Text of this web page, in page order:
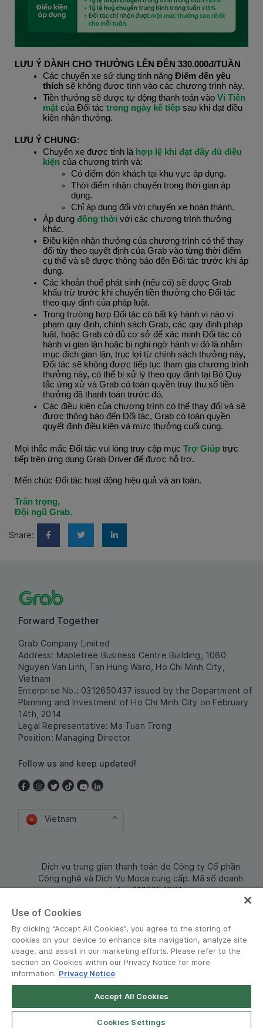
LƯU Ý DÀNH CHO THƯỞNG LÊN ĐÊN 330.000đ/TUẦN
Các chuyến xe sử dụng tính năng Điểm đến yêu
thích sẽ không được tính vào các chương trình này.
Tiền thưởng sẽ được tự động thanh toán vào Ví Tiền
mặt của Đối tác trong ngày kế tiếp sau khi đạt điều
kiện nhận thưởng.
LƯU Ý CHUNG:
Chuyến xe được tính là hợp lệ khi đạt đầy đủ điều
kiện của chương trình và:
Có điểm đón khách tại khu vực áp dụng.
Thời điểm nhận chuyến trong thời gian áp
dụng.
Chỉ áp dụng đối với chuyến xe hoàn thành.
Áp dụng đồng thời với các chương trình thưởng
khác.
Điều kiện nhận thưởng của chương trình có thể thay
đổi tùy theo quyết định của Grab vào từng thời điểm
cụ thể và sẽ được thông báo đến Đối tác trước khi áp
dụng.
Các khoản thuế phát sinh (nếu có) sẽ được Grab
khấu trừ trước khi chuyển tiền thưởng cho Đối tác
theo quy định của pháp luật.
Trong trường hợp Đối tác có bất kỳ hành vi nào vi
phạm quy định, chính sách Grab, các quy định pháp
luật, hoặc Grab có đủ cơ sở để xác minh Đối tác có
hành vi gian lận hoặc bị nghi ngờ hành vi đó là nhằm
mục đích gian lận, trục lợi từ chính sách thưởng này,
Đối tác sẽ không được tiếp tục tham gia chương trình
thưởng này, có thể bị xử lý theo quy định tại Bộ Quy
tắc ứng xử và Grab có toàn quyền truy thu số tiền
thưởng đã thanh toán trước đó.
Các điều kiện của chương trình có thể thay đổi và sẽ
được thông báo đến Đối tác, Grab có toàn quyền
quyết định điều kiện và mức thưởng cuối cùng.
Mọi thắc mắc Đối tác vui lòng truy cập mục Trợ Giúp trực
tiếp trên ứng dụng Grab Driver để được hỗ trợ.
Mến chúc Đối tác hoạt động hiệu quả và an toàn.
Trân trọng,
Đội ngũ Grab.
Share:
Forward Together
Grab Company Limited
Address: Mapletree Business Centre Building, 1060
Nguyen Van Linh, Tan Hung Ward, Ho Chi Minh City,
Vietnam
Enterprise No.: 0312650437 issued by the Department of
Planning and Investment of Ho Chi Minh City on February
14th, 2014
Legal Representative: Ma Tuan Trong
Position: Managing Director
Follow us and keep updated!
Vietnam
Dịch vụ trung gian thanh toán do Công ty Cổ phần
Công nghệ và Dịch Vụ Moca cung cấp. Mã số doanh
nghiệp: 0106254974
© Grab 2010 - 2026
Grab Driver for Android Open App
Use of Cookies
By clicking “Accept All Cookies”, you agree to the storing of
cookies on your device to enhance site navigation, analyze site
usage, and assist in our marketing efforts. Please refer to the
section on Cookies within our Privacy Notice for more
information. Privacy Notice
Accept All Cookies
Cookies Settings